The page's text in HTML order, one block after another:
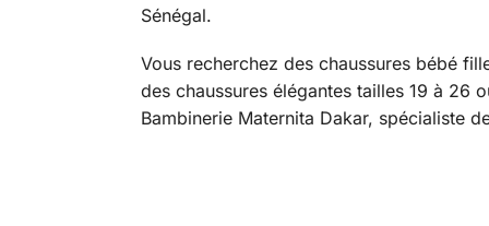
Sénégal.
Vous recherchez des chaussures bébé
des chaussures élégantes tailles 19 à 26
Bambinerie Maternita Dakar, spécialiste